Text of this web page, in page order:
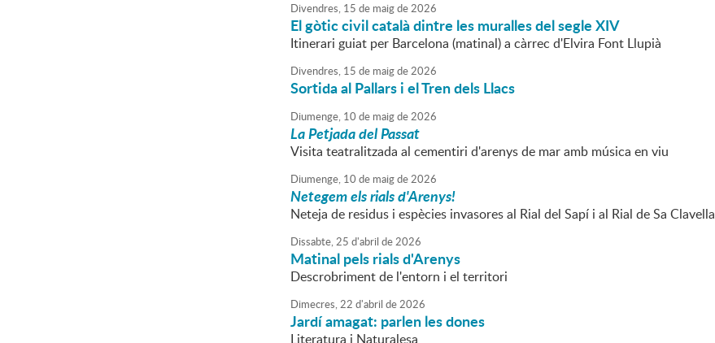
Divendres, 15 de maigde2026
El gòtic civil català dintre les muralles del segle XIV
Itinerari guiat per Barcelona (matinal) a càrrec d'Elvira Font Llupià
Divendres, 15 de maigde2026
Sortida al Pallars i el Tren dels Llacs
Diumenge, 10 de maigde2026
La Petjada del Passat
Visita teatralitzada al cementiri d'arenys de mar amb música en viu
Diumenge, 10 de maigde2026
Netegem els rials d'Arenys!
Neteja de residus i espècies invasores al Rial del Sapí i al Rial de Sa Clavella
Dissabte,25 d'abril de2026
Matinal pels rials d'Arenys
Descrobriment de l'entorn i el territori
Dimecres,22 d'abril de2026
Jardí amagat: parlen les dones
Literatura i Naturalesa